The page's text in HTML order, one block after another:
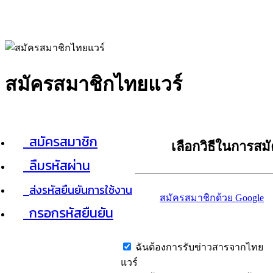
สมัครสมาชิกไทยแวร์
สมัครสมาชิก
ลืมรหัสผ่าน
ส่งรหัสยืนยันการใช้งาน
กรอกรหัสยืนยัน
เลือกวิธีในการส
สมัครสมาชิกด้วย Google
ฉันต้องการรับข่าวสารจากไทย
แวร์